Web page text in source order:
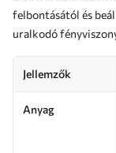
felbontásától és
uralkodó
Jellemzők
Anyag